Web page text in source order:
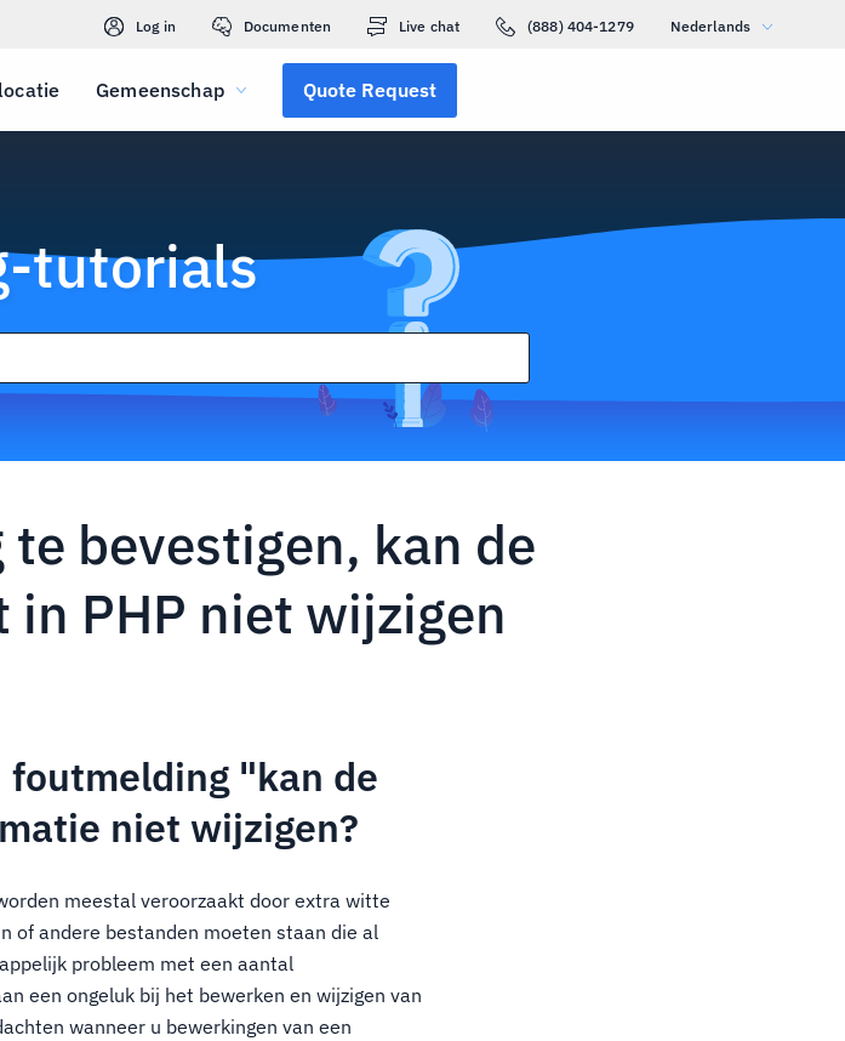
Log in Documenten Live chat (888) 404-1279 Nederlands
Gemeenschap Quote Request
tutorials
bevestigen, kan de
PHP niet wijzigen
foutmelding "kan de
niet wijzigen?
meestal veroorzaakt door extra witte
of andere bestanden moeten staan die al
probleem met een aantal
een ongeluk bij het bewerken en wijzigen van
wanneer u bewerkingen van een